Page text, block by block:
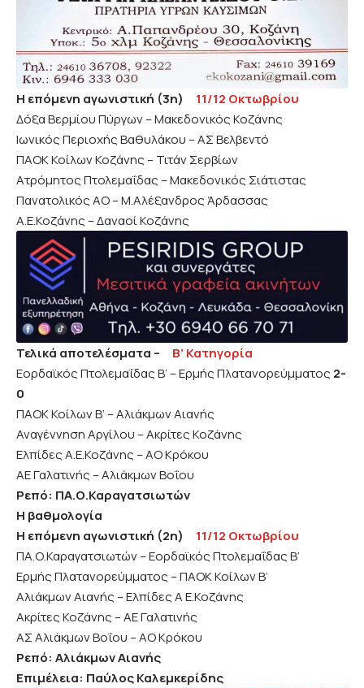
Η επόμενη αγωνιστική (3η)
11/12 Οκτωβρίου
Δόξα Βερμίου Πύργων – Μακεδονικός Κοζάνης
Ιωνικός Περιοχής Βαθυλάκου – ΑΣ Βελβεντό
ΠΑΟΚ Κοίλων Κοζάνης – Τιτάν Σερβίων
Ατρόμητος Πτολεμαΐδας – Μακεδονικός Σιάτιστας
Πανατολικός ΑΟ – Μ.Αλέξανδρος Άρδασσας
Α.Ε.Κοζάνης – Δαναοί Κοζάνης
Τελικά αποτελέσματα –
Β’ Κατηγορία
Εορδαϊκός Πτολεμαΐδας Β’ – Ερμής Πλατανορεύμματος 2-
0
ΠΑΟΚ Κοίλων Β’ – Αλιάκμων Αιανής
Αναγέννηση Αργίλου – Ακρίτες Κοζάνης
Ελπίδες Α.Ε.Κοζάνης – ΑΟ Κρόκου
ΑΕ Γαλατινής – Αλιάκμων Βοΐου
Ρεπό: ΠΑ.Ο.Καραγατσιωτών
Η βαθμολογία
Η επόμενη αγωνιστική (2η)
11/12 Οκτωβρίου
ΠΑ.Ο.Καραγατσιωτών – Εορδαϊκός Πτολεμαΐδας Β’
Ερμής Πλατανορεύμματος – ΠΑΟΚ Κοίλων Β’
Αλιάκμων Αιανής – Ελπίδες Α Ε.Κοζάνης
Ακρίτες Κοζάνης – ΑΕ Γαλατινής
ΑΣ Αλιάκμων Βοΐου – ΑΟ Κρόκου
Ρεπό: Αλιάκμων Αιανής
Επιμέλεια: Παύλος Καλεμκερίδης